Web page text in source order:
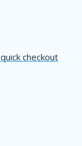
checkout